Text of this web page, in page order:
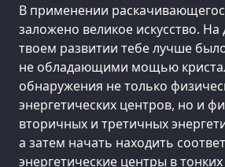
В применении
заложено великое искусство.
твоем развитии тебе лучше
не обладающими мощью
обнаружения не только
энергетических центров, но и
вторичных и третичных
а затем начать находить
энергетические центры в тонких